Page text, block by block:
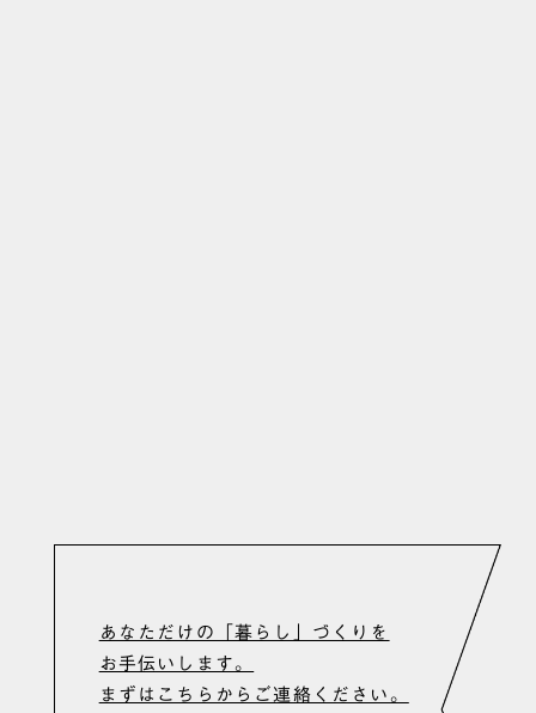
あなただけの「暮らし」づくりを
お手伝いします。
まずはこちらからご連絡ください。
CONTACT